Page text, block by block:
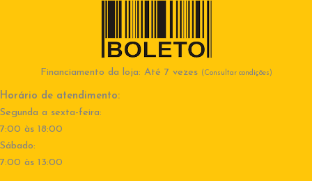
Financiamento da loja: Até 7 vezes (Consultar condições)
Horário de atendimento:
Segunda a sexta-feira:
7:00 às 18:00
Sábado:
7:00 às 13:00